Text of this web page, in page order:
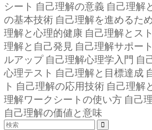
シート 自己理解の意義 自己理解
の基本技術 自己理解を進めるた
理解と心理的健康 自己理解とス
理解と自己発見 自己理解サポート
ルアップ 自己理解心理学入門 自
心理テスト 自己理解と目標達成
ト 自己理解の応用技術 自己理解
理解ワークシートの使い方 自己
自己理解の価値と意味